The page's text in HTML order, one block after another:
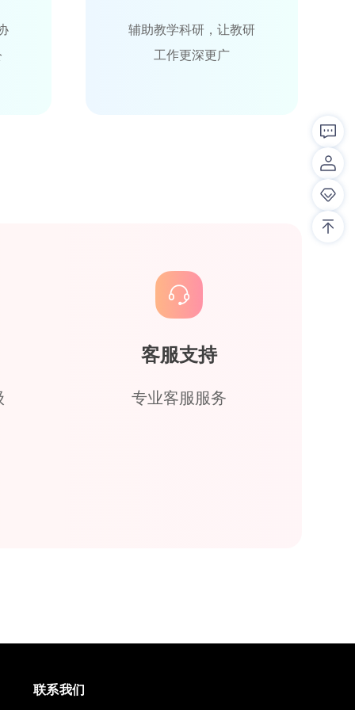
辅助教学科研，让教研
工作更深更广
客服支持
专业客服服务
联系我们